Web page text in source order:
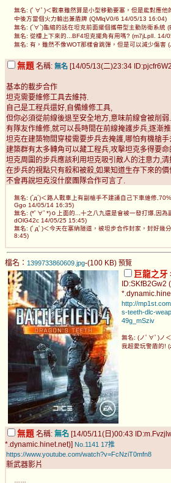
無名: (ﾟ∀ﾟ)＜戰車雖然算是小型移動要塞，但是能對應他
中後方當個火力輸出兼盾牌 (QMlqV0/6 14/05/13 16:04)
無名: (´∀`)龜縮的話在坦克前面擺個攜帶型主動防衛系統
無名: 從樓上下來的...BF4坦克擺角有用嗎? (m7jLplI. 14/
無名: 有，雖然不像WOT那樣會跳彈，但是可以減少傷
無題 名稱: 無名 [14/05/13(二)23:34
基本的載步合作
坦克需要維修工具去維持.
自己是工程兵還好,自備維修工具,
但你必須從前線後退至安全地方,意味前線會被削弱.
有隊友作維修,就可以長時間在前線掩護步兵,逐漸推
坦克在建築物間穿梭需要步兵去掩護,哪怕有機槍手
建築群有太多轉角可以藏工程兵,攻擊坦克多得要命
坦克周圍的步兵應該利用坦克吸引敵人的注意力,清
在步兵的視點只有殺和被殺,如果知道生存下來的
不會再說坦克沒什麼團隊合作可言了.
無名: (`д´)＜路人戰車上有副槍手不建議自己下車維修
Ggo 14/05/14 16:35)
無名: (*ﾟ∀ﾟ*)ｏ上面的...十之八九還是會被一發打爆,因為
dOlG42c 14/05/25 15:45)
無名: (ﾟдﾟ)＜今天在塞納隧道，被坦步合作封家，封好幾
8:45)
檔名： 1399733860609.jpg-(100 KB) 預覽
巨龍之牙
ID:SKfB2Gw2
http://
s-teeth-dlc-
49g_mSziv
無名: (ノﾟ∀ﾟ)ノ
我超愛玩警盾的!
無題 名稱: 無名 [14/05/11(日)00:43
*.dynamic.hinet.net)] No.1141 17推
https://www.youtube.com/watch?v=FcNziT0mfn8
新武器影片